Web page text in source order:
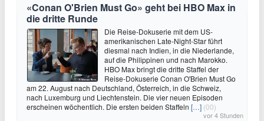
«Conan O'Brien Must Go» geht bei HBO Max in
die dritte Runde
Die Reise-Dokuserie mit dem US-
amerikanischen Late-Night-Star führt
diesmal nach Indien, in die Niederlande,
auf die Philippinen und nach Marokko.
HBO Max bringt die dritte Staffel der
Reise-Dokuserie Conan O'Brien Must Go
am 22. August nach Deutschland, Österreich, in die Schweiz,
nach Luxemburg und Liechtenstein. Die vier neuen Episoden
erscheinen wöchentlich. Die ersten beiden Staffeln […] (00)
vor 4 Stunden